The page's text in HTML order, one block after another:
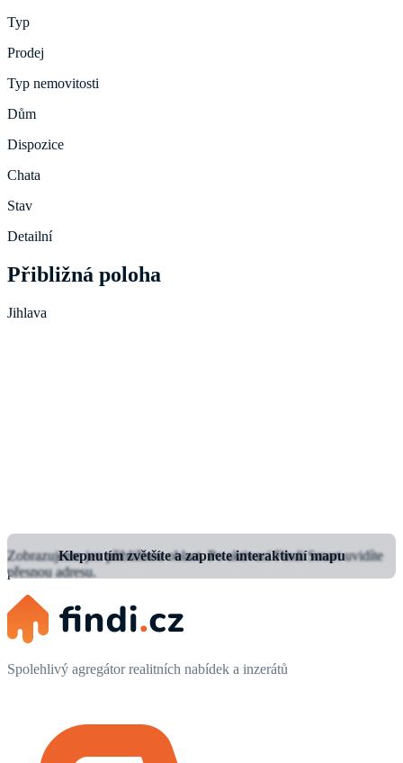
Typ
Prodej
Typ nemovitosti
Dům
Dispozice
Chata
Stav
Detailní
Přibližná poloha
Jihlava
Klepnutím zvětšíte a zapnete interaktivní mapu
Zobrazujeme jen přibližnou oblast.Po aktivaci Findi Smart uvidíte
přesnou adresu.
Spolehlivý agregátor realitních nabídek a inzerátů